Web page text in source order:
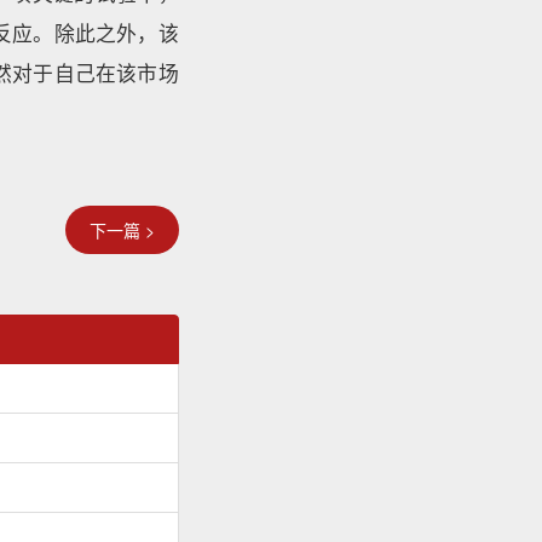
应。除此之外，该
对于自己在该市场
下一篇 >